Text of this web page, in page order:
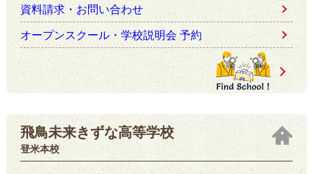
資料請求・お問い合わせ
オープンスクール・学校説明会 予約
飛鳥未来きずな高等学校
登米本校